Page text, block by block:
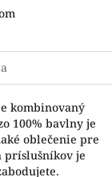
kombinovaný
100% bavlny je
oblečenie pre
príslušníkov je